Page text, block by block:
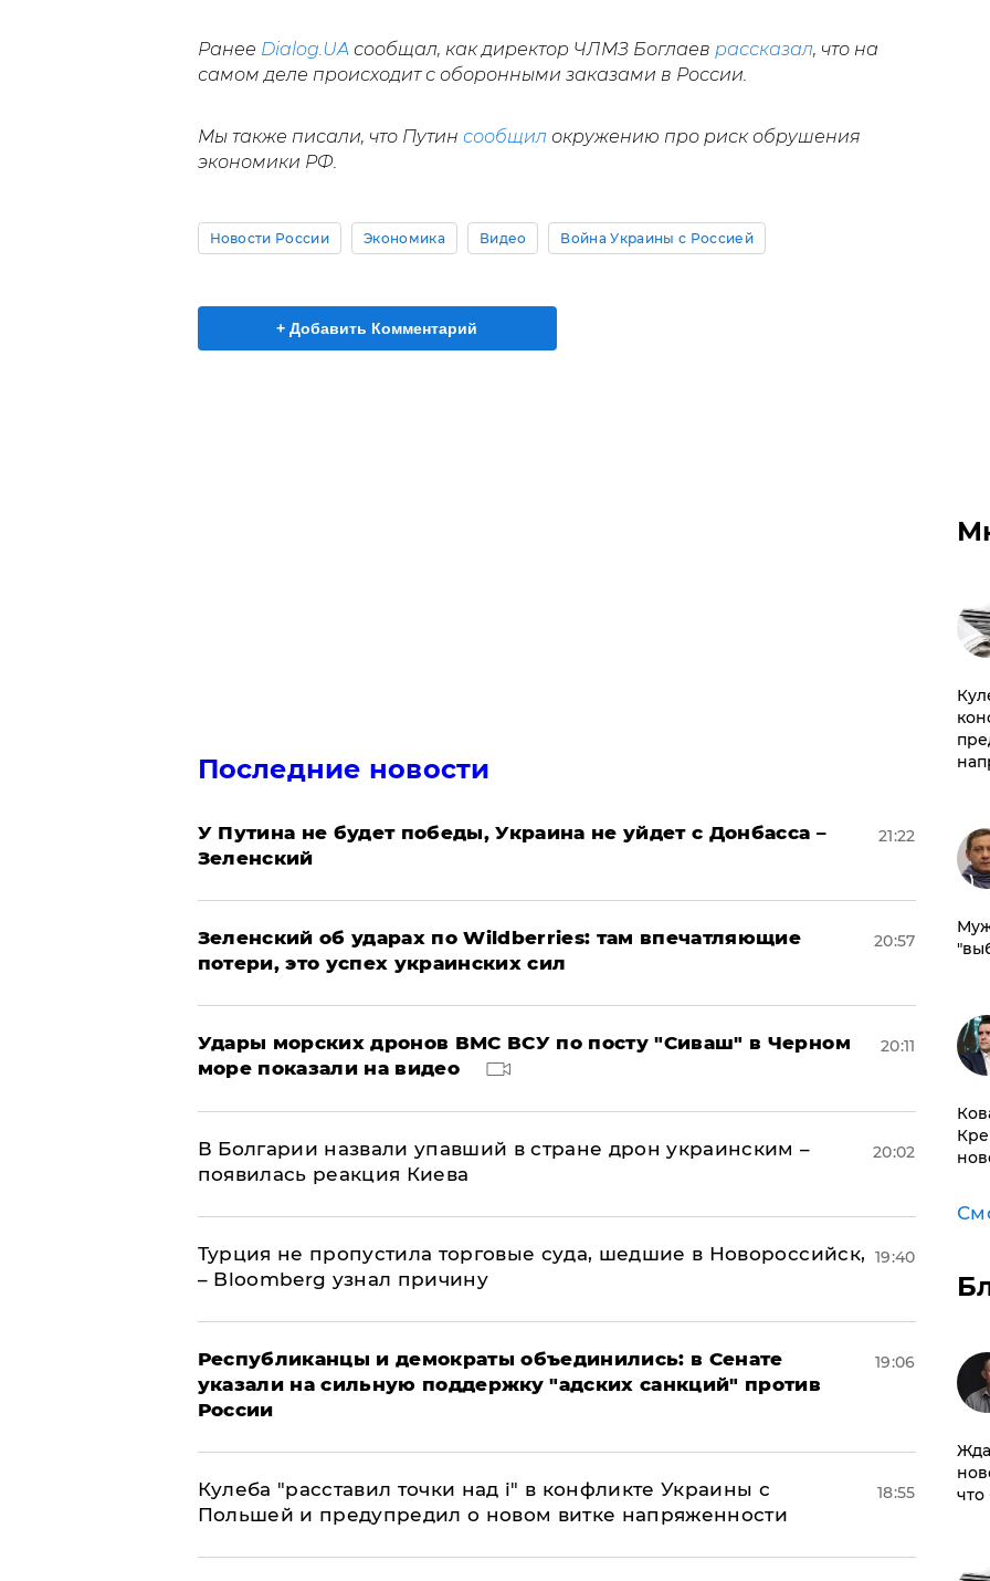
Ранее Dialog.UAсообщал, как директор ЧЛМЗ Боглаев рассказал, что на
самом деле происходит с оборонными заказами в России.
Мы также писали, что Путин сообщил окружению про риск обрушения
экономики РФ.
Новости России Экономика Видео Война Украины с Россией
+ Добавить Комментарий
Последние новости
У Путина не будет победы, Украина не уйдет с Донбасса –
Зеленский
21:22
Зеленский об ударах по Wildberries: там впечатляющие
потери, это успех украинских сил
20:57
Удары морских дронов ВМС ВСУ по посту "Сиваш" в Черном
море показали на видео
20:11
В Болгарии назвали упавший в стране дрон украинским –
появилась реакция Киева
20:02
Турция не пропустила торговые суда, шедшие в Новороссийск,
– Bloomberg узнал причину
19:40
Республиканцы и демократы объединились: в Сенате
указали на сильную поддержку "адских санкций" против
России
19:06
Кулеба "расставил точки над і" в конфликте Украины с
Польшей и предупредил о новом витке напряженности
18:55
что